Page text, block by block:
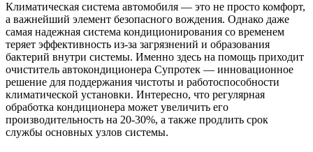
Климатическая система автомобиля — это не просто комфорт,
а важнейший элемент безопасного вождения. Однако даже
самая надежная система кондиционирования со временем
теряет эффективность из-за загрязнений и образования
бактерий внутри системы. Именно здесь на помощь приходит
очиститель автокондиционера Супротек — инновационное
решение для поддержания чистоты и работоспособности
климатической установки. Интересно, что регулярная
обработка кондиционера может увеличить его
производительность на 20-30%, а также продлить срок
службы основных узлов системы.